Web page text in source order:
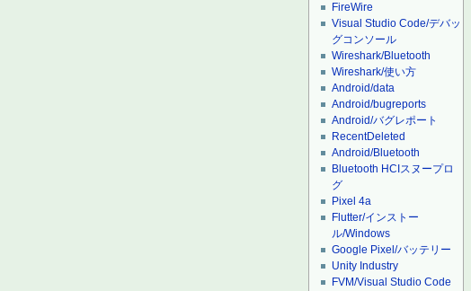
FireWire
Visual Studio Code/デバッ
グコンソール
Wireshark/Bluetooth
Wireshark/使い方
Android/data
Android/bugreports
Android/バグレポート
RecentDeleted
Android/Bluetooth
Bluetooth HCIスヌープロ
グ
Pixel 4a
Flutter/インストー
ル/Windows
Google Pixel/バッテリー
Unity Industry
FVM/Visual Studio Code